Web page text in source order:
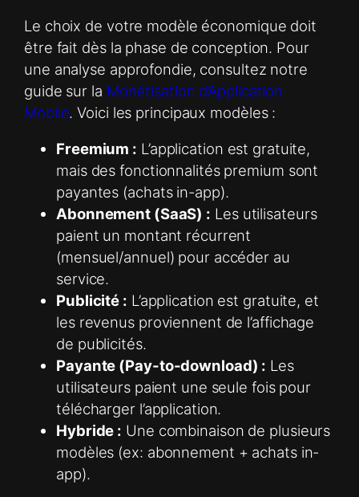
Le choix de votre modèle économique doit
être fait dès la phase de conception. Pour
une analyse approfondie, consultez notre
guide sur la Monétisation d’Application
Mobile. Voici les principaux modèles :
Freemium : L’application est gratuite,
mais des fonctionnalités premium sont
payantes (achats in-app).
Abonnement (SaaS) : Les utilisateurs
paient un montant récurrent
(mensuel/annuel) pour accéder au
service.
Publicité : L’application est gratuite, et
les revenus proviennent de l’affichage
de publicités.
Payante (Pay-to-download) : Les
utilisateurs paient une seule fois pour
télécharger l’application.
Hybride : Une combinaison de plusieurs
modèles (ex: abonnement + achats in-
app).